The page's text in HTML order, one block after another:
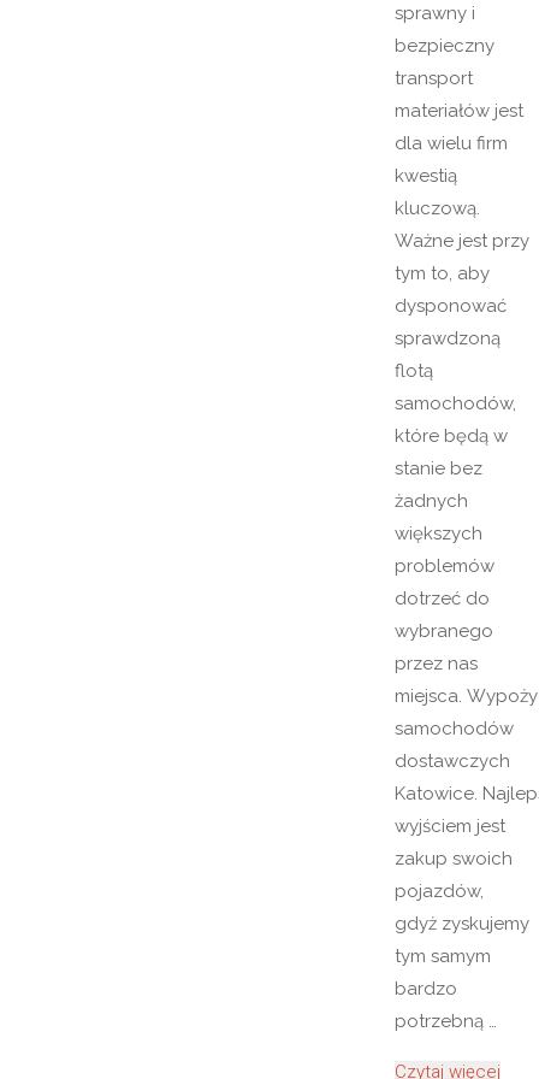
sprawny i
bezpieczny
transport
materiałów jest
dla wielu firm
kwestią
kluczową.
Ważne jest przy
tym to, aby
dysponować
sprawdzoną
flotą
samochodów,
które będą w
stanie bez
żadnych
większych
problemów
dotrzeć do
wybranego
przez nas
miejsca.
samochodów
dostawczych
Katowice.
wyjściem jest
zakup swoich
pojazdów,
gdyż zyskujemy
tym samym
bardzo
potrzebną …
Czytaj więcej